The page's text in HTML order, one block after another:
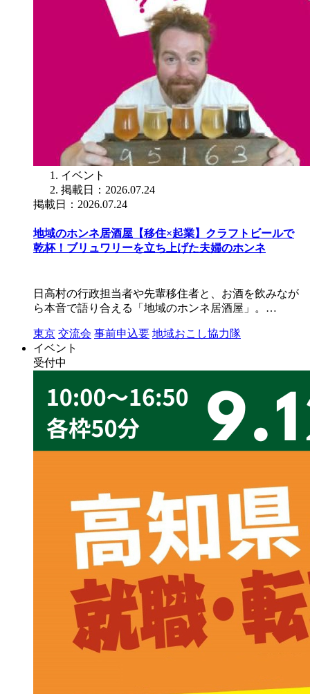
イベント
掲載日：2026.07.24
掲載日：2026.07.24
地域のホンネ居酒屋【移住×起業】クラフトビールで
乾杯！ブリュワリーを立ち上げた夫婦のホンネ
日高村の行政担当者や先輩移住者と、お酒を飲みなが
ら本音で語り合える「地域のホンネ居酒屋」。…
東京 交流会 事前申込要 地域おこし協力隊
イベント
受付中